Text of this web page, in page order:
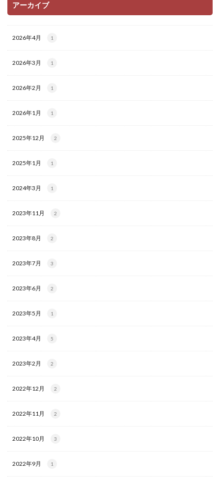
アーカイブ
2026年4月 1
2026年3月 1
2026年2月 1
2026年1月 1
2025年12月 2
2025年1月 1
2024年3月 1
2023年11月 2
2023年8月 2
2023年7月 3
2023年6月 2
2023年5月 1
2023年4月 5
2023年2月 2
2022年12月 2
2022年11月 2
2022年10月 3
2022年9月 1